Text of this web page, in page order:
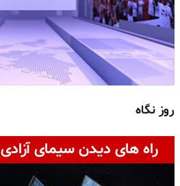
روز نگاه
راه های دیدن سیمای آزادی